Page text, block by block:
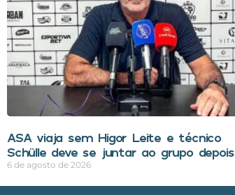
ASA viaja sem Higor Leite e técnico
Schülle deve se juntar ao grupo depois
6 de agosto de 2026